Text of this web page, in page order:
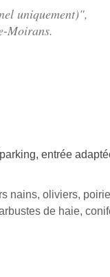
uniquement)",
Moirans.
entrée
nains, oliviers,
de haie,